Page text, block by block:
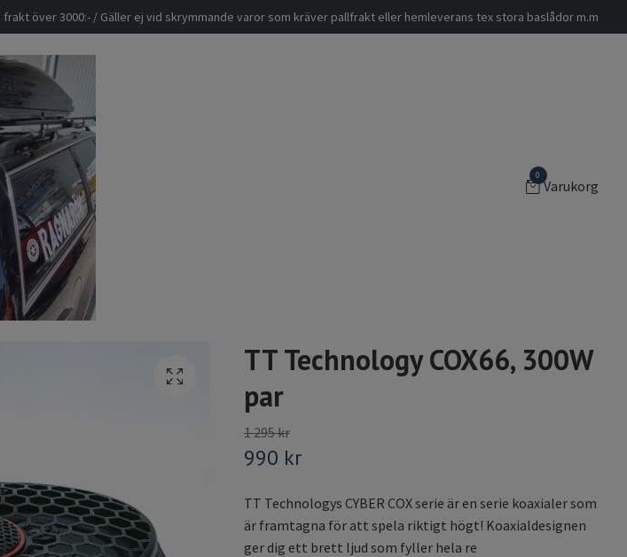
frakt över 3000:- / Gäller ej vid skrymmande varor som kräver pallfrakt eller hemleverans tex stora baslådor m.m
0
Varukorg
TT Technology COX66, 300W
par
1 295 kr
990 kr
TT Technologys CYBER COX serie är en serie koaxialer som
är framtagna för att spela riktigt högt! Koaxialdesignen
ger dig ett brett ljud som fyller hela re